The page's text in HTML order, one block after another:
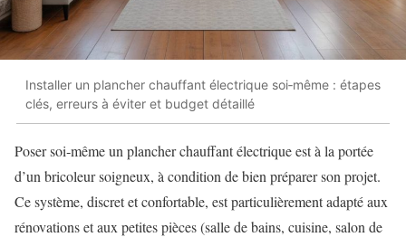
Installer un plancher chauffant électrique soi‑même : étapes
clés, erreurs à éviter et budget détaillé
Poser soi‑même un plancher chauffant électrique est à la portée
d’un bricoleur soigneux, à condition de bien préparer son projet.
Ce système, discret et confortable, est particulièrement adapté aux
rénovations et aux petites pièces (salle de bains, cuisine, salon de